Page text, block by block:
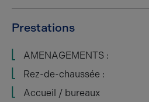
Prestations
AMENAGEMENTS :
Rez-de-chaussée :
Accueil / bureaux